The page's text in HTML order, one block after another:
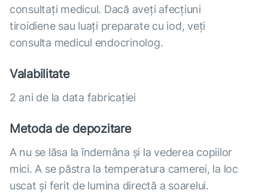
consultați medicul. Dacă aveți afecțiuni
tiroidiene sau luați preparate cu iod, veți
consulta medicul endocrinolog.
Valabilitate
2 ani de la data fabricației
Metoda de depozitare
A nu se lăsa la îndemâna și la vederea copiilor
mici. A se păstra la temperatura camerei, la loc
uscat și ferit de lumina directă a soarelui.